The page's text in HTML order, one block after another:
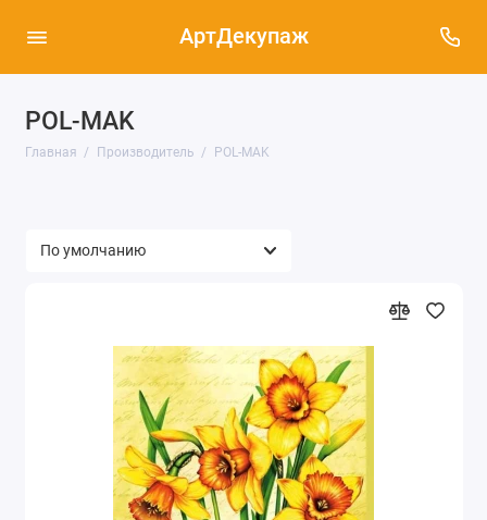
АртДекупаж
POL-MAK
Главная Производитель POL-MAK